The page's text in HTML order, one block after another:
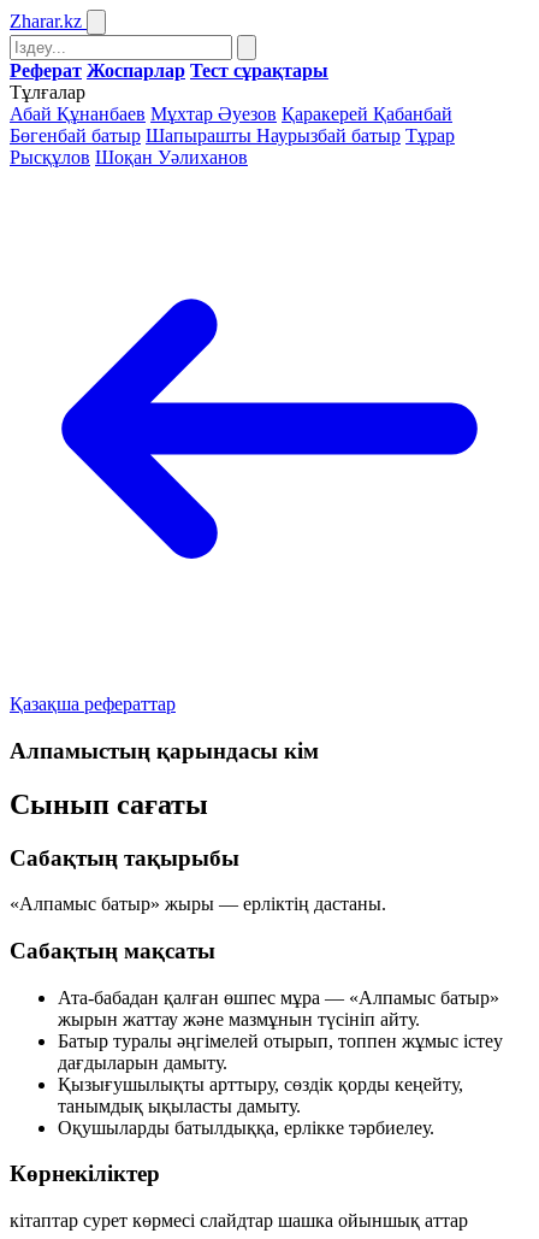
Zharar.kz
Реферат Жоспарлар Тест сұрақтары
Тұлғалар
Абай Құнанбаев Мұхтар Әуезов Қаракерей Қабанбай
Бөгенбай батыр Шапырашты Наурызбай батыр Тұрар
Рысқұлов Шоқан Уәлиханов
Қазақша рефераттар
Алпамыстың қарындасы кім
Сынып сағаты
Сабақтың тақырыбы
«Алпамыс батыр» жыры — ерліктің дастаны.
Сабақтың мақсаты
Ата-бабадан қалған өшпес мұра — «Алпамыс батыр»
жырын жаттау және мазмұнын түсініп айту.
Батыр туралы әңгімелей отырып, топпен жұмыс істеу
дағдыларын дамыту.
Қызығушылықты арттыру, сөздік қорды кеңейту,
танымдық ықыласты дамыту.
Оқушыларды батылдыққа, ерлікке тәрбиелеу.
Көрнекіліктер
кітаптар сурет көрмесі слайдтар шашка ойыншық аттар